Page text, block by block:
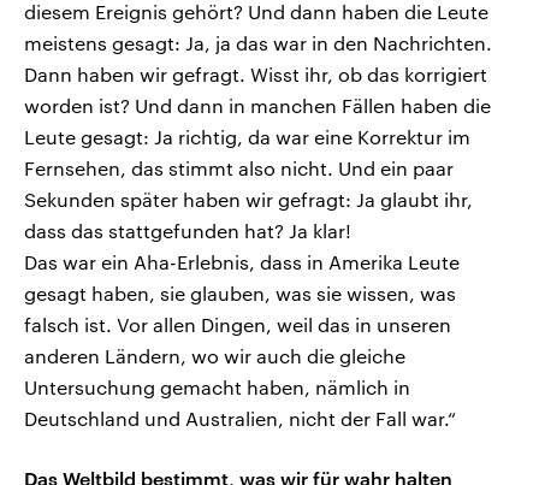
diesem Ereignis gehört? Und dann haben die Leute
meistens gesagt: Ja, ja das war in den Nachrichten.
Dann haben wir gefragt. Wisst ihr, ob das korrigiert
worden ist? Und dann in manchen Fällen haben die
Leute gesagt: Ja richtig, da war eine Korrektur im
Fernsehen, das stimmt also nicht. Und ein paar
Sekunden später haben wir gefragt: Ja glaubt ihr,
dass das stattgefunden hat? Ja klar!
Das war ein Aha-Erlebnis, dass in Amerika Leute
gesagt haben, sie glauben, was sie wissen, was
falsch ist. Vor allen Dingen, weil das in unseren
anderen Ländern, wo wir auch die gleiche
Untersuchung gemacht haben, nämlich in
Deutschland und Australien, nicht der Fall war.“
Das Weltbild bestimmt, was wir für wahr halten